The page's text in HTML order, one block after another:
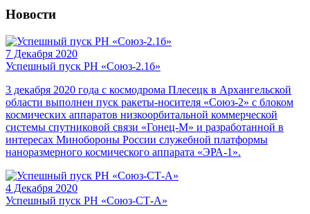
Новости
7 Декабря 2020
Успешный пуск РН «Союз-2.1б»
3 декабря 2020 года с космодрома Плесецк в Архангельской
области выполнен пуск ракеты-носителя «Союз-2» с блоком
космических аппаратов низкоорбитальной коммерческой
системы спутниковой связи «Гонец-М» и разработанной в
интересах Минобороны России служебной платформы
наноразмерного космического аппарата «ЭРА-1».
4 Декабря 2020
Успешный пуск РН «Союз-СТ-А»